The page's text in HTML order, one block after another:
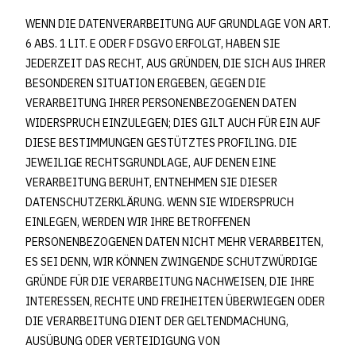
WENN DIE DATENVERARBEITUNG AUF GRUNDLAGE VON ART.
6 ABS. 1 LIT. E ODER F DSGVO ERFOLGT, HABEN SIE
JEDERZEIT DAS RECHT, AUS GRÜNDEN, DIE SICH AUS IHRER
BESONDEREN SITUATION ERGEBEN, GEGEN DIE
VERARBEITUNG IHRER PERSONENBEZOGENEN DATEN
WIDERSPRUCH EINZULEGEN; DIES GILT AUCH FÜR EIN AUF
DIESE BESTIMMUNGEN GESTÜTZTES PROFILING. DIE
JEWEILIGE RECHTSGRUNDLAGE, AUF DENEN EINE
VERARBEITUNG BERUHT, ENTNEHMEN SIE DIESER
DATENSCHUTZERKLÄRUNG. WENN SIE WIDERSPRUCH
EINLEGEN, WERDEN WIR IHRE BETROFFENEN
PERSONENBEZOGENEN DATEN NICHT MEHR VERARBEITEN,
ES SEI DENN, WIR KÖNNEN ZWINGENDE SCHUTZWÜRDIGE
GRÜNDE FÜR DIE VERARBEITUNG NACHWEISEN, DIE IHRE
INTERESSEN, RECHTE UND FREIHEITEN ÜBERWIEGEN ODER
DIE VERARBEITUNG DIENT DER GELTENDMACHUNG,
AUSÜBUNG ODER VERTEIDIGUNG VON